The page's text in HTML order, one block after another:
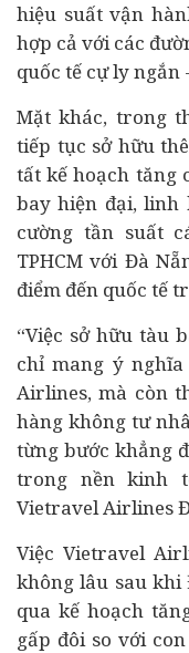
hiệu suất vận
hợp cả với các
quốc tế cự ly
Mặt khác, trong
tiếp tục sở hữu
tất kế hoạch tăng
bay hiện đại, linh
cường tần suất
TPHCM với Đà
điểm đến quốc tế
“Việc sở hữu tàu
chỉ mang ý
Airlines, mà còn
hàng không tư
từng bước khẳng
trong nềnkinh
Vietravel Airlines
Việc Vietravel
không lâu sau khi
qua kế hoạch
gấp đôi so với